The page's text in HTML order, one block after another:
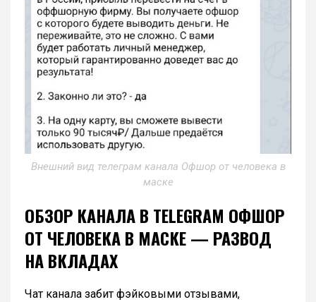
Внешний вид телеграм канала Офшор от человека в
маске
ОБЗОР КАНАЛА В TELEGRAM ОФШОР
ОТ ЧЕЛОВЕКА В МАСКЕ — РАЗВОД
НА ВКЛАДАХ
Чат канала забит фэйковыми отзывами,